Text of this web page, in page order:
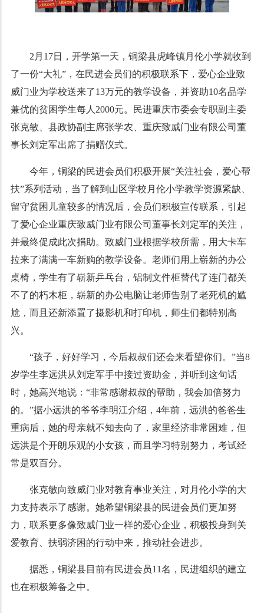
2月17日，开学第一天，铜梁县虎峰镇月伦小学就收到
了一份“大礼”，在民进会员们的积极联系下，爱心企业致
威门业为学校送来了13万元的教学设备，并资助10名品学
兼优的贫困学生每人2000元。民进重庆市委会专职副主委
张克敏、县政协副主席张学农、重庆致威门业有限公司董
事长刘定军出席了捐赠仪式。
今年，铜梁的民进会员们积极开展“关注社会，爱心帮
扶”系列活动，当了解到山区学校月伦小学教学资源紧缺、
留守贫困儿童较多的情况后，会员们积极宣传联系，引起
了爱心企业重庆致威门业有限公司董事长刘定军的关注，
并最终促成此次捐助。致威门业根据学校所需，用大卡车
拉来了满满一车新购的教学设备。老师们用上崭新的办公
桌椅，学生有了崭新乒乓台，铝制文件柜替代了连门都关
不了的朽木柜，崭新的办公电脑让老师告别了老死机的尴
尬，而且还新添置了摄影机和打印机，师生们都特别高
兴。
“孩子，好好学习，今后叔叔们还会来看望你们。”当8
岁学生李远洪从刘定军手中接过资助金，并听到这句话
时，她高兴地说：“非常感谢叔叔的帮助，我会加倍努力
的。”据小远洪的爷爷李明江介绍，4年前，远洪的爸爸生
重病后，她的母亲就不知去向了，家里经济非常困难，但
远洪是个开朗乐观的小女孩，而且学习特别努力，考试经
常是双百分。
张克敏向致威门业对教育事业关注，对月伦小学的大
力支持表示了感谢。她希望铜梁县的民进会员们更加努
力，联系更多像致威门业一样的爱心企业，积极投身到关
爱教育、扶弱济困的行动中来，推动社会进步。
据悉，铜梁县目前有民进会员11名，民进组织的建立
也在积极筹备之中。